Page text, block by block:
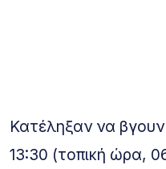
Κατέληξαν να
13:30 (τοπική ώρα,